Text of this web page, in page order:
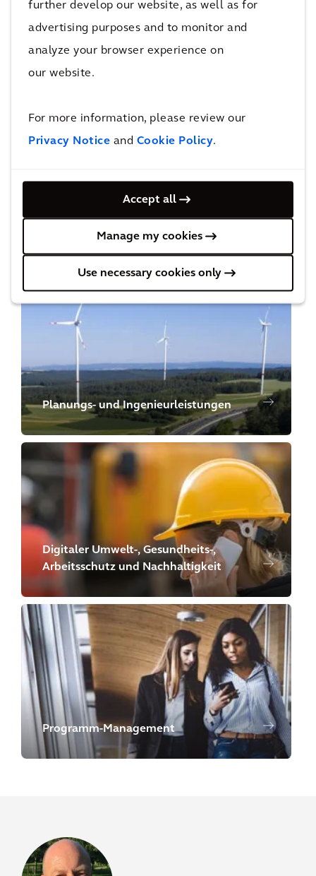
further develop our website, as well as for
advertising purposes and to monitor and
analyze your browser experience on
our website.
For more information, please review our
Privacy Notice and Cookie Policy.
Accept all
Manage my cookies
Use necessary cookies only
Cost und Commercial Management
Planungs- und Ingenieurleistungen
Digitaler Umwelt-, Gesundheits-,
Arbeitsschutz und Nachhaltigkeit
Programm-Management